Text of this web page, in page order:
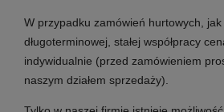
W przypadku zamówień hurtowych,
długoterminowej, stałej współpracy
indywidualnie (przed zamówieniem
naszym działem sprzedaży).